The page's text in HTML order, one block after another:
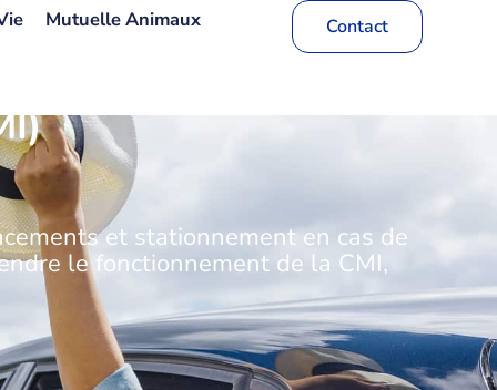
Mutuelle Animaux Contact
et stationnement en cas de
le fonctionnement de la CMI,